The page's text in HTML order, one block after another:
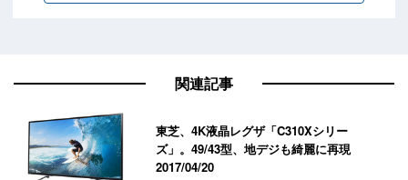
関連記事
東芝、4K液晶レグザ「C310Xシリー
ズ」。49/43型、地デジも綺麗に再現
2017/04/20